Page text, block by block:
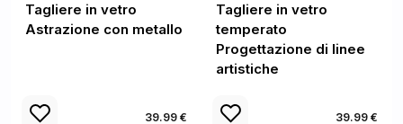
Tagliere in vetro
Astrazione con metallo
39.99 €
Tagliere in vetro
temperato
Progettazione di linee
artistiche
39.99 €